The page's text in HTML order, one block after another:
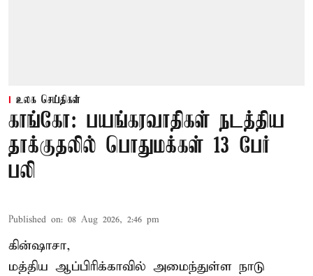
உலக செய்திகள்
காங்கோ: பயங்கரவாதிகள் நடத்திய
தாக்குதலில் பொதுமக்கள் 13 பேர்
பலி
Published on: 08 Aug 2026, 2:46 pm
கின்ஷாசா,
மத்திய ஆப்பிரிக்காவில் அமைந்துள்ள நாடு